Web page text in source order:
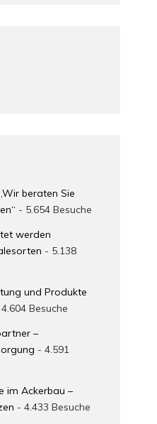
beraten Sie
- 5.654 Besuche
werden
- 5.138
und Produkte
Besuche
–
- 4.591
im Ackerbau –
- 4.433 Besuche